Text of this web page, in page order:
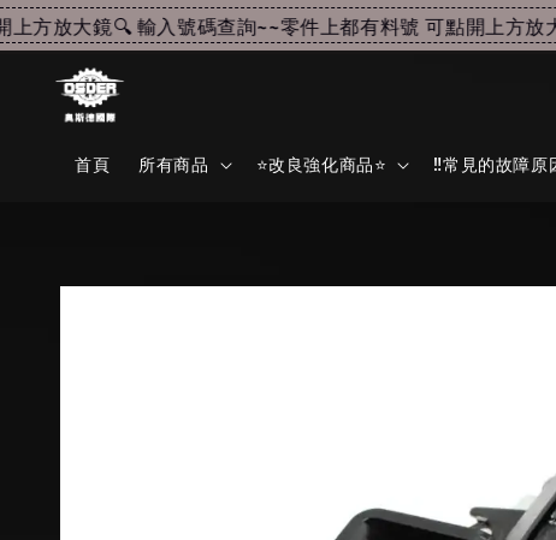
放大鏡🔍 輸入號碼查詢~~零件上都有料號 可點開上方放大
首頁 所有商品 ⭐改良強化商品⭐ ‼️常見的故障原